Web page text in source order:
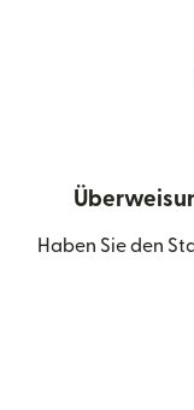
Haben Sie den